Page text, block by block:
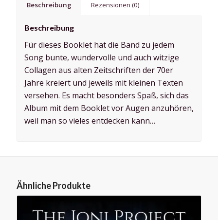
Beschreibung Rezensionen (0)
Beschreibung
Für dieses Booklet hat die Band zu jedem
Song bunte, wundervolle und auch witzige
Collagen aus alten Zeitschriften der 70er
Jahre kreiert und jeweils mit kleinen Texten
versehen. Es macht besonders Spaß, sich das
Album mit dem Booklet vor Augen anzuhören,
weil man so vieles entdecken kann…
Ähnliche Produkte